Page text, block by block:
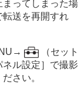
ってしまった場
送を再開すれ
（セット
ネル設定］ で撮影
さい。